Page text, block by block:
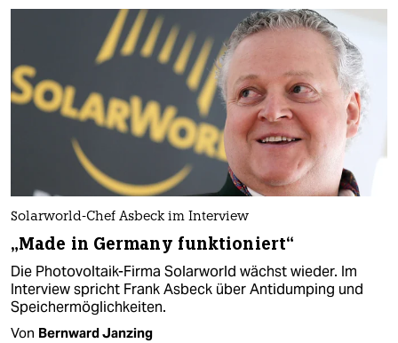
Solarworld-Chef Asbeck im Interview
„Made in Germany funktioniert“
Die Photovoltaik-Firma Solarworld wächst wieder. Im
Interview spricht Frank Asbeck über Antidumping und
Speichermöglichkeiten.
Von Bernward Janzing